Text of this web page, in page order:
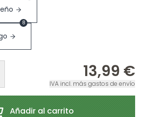
8
13,99 €
IVA incl. más gastos de envío
Añadir al carrito